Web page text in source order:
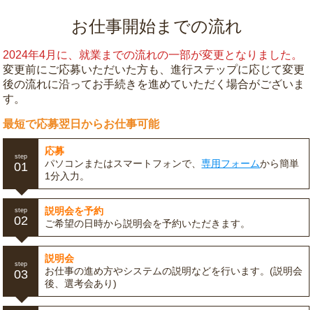
お仕事開始までの流れ
2024年4月に、就業までの流れの一部が変更となりました。
変更前にご応募いただいた方も、進行ステップに応じて変更
後の流れに沿ってお手続きを進めていただく場合がございま
す。
最短で応募翌日からお仕事可能
step
01
応募
パソコンまたはスマートフォンで、専用フォームから簡単
1分入力。
step
02
説明会を予約
ご希望の日時から説明会を予約いただきます。
step
03
説明会
お仕事の進め方やシステムの説明などを行います。(説明会
後、選考会あり)